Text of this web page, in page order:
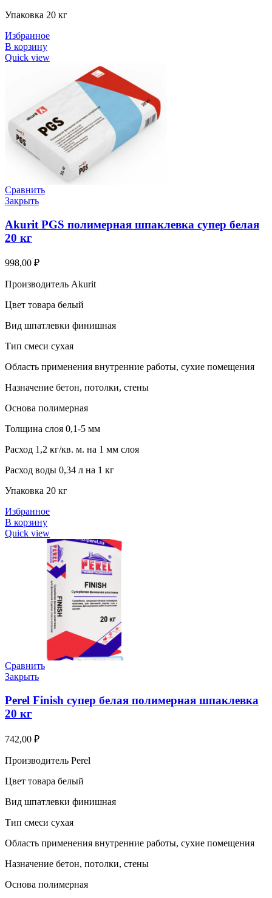
Упаковка 20 кг
Избранное
В корзину
Quick view
Сравнить
Закрыть
Akurit PGS полимерная шпаклевка супер белая
20 кг
998,00 ₽
Производитель Akurit
Цвет товара белый
Вид шпатлевки финишная
Тип смеси сухая
Область применения внутренние работы, сухие помещения
Назначение бетон, потолки, стены
Основа полимерная
Толщина слоя 0,1-5 мм
Расход 1,2 кг/кв. м. на 1 мм слоя
Расход воды 0,34 л на 1 кг
Упаковка 20 кг
Избранное
В корзину
Quick view
Сравнить
Закрыть
Perel Finish супер белая полимерная шпаклевка
20 кг
742,00 ₽
Производитель Perel
Цвет товара белый
Вид шпатлевки финишная
Тип смеси сухая
Область применения внутренние работы, сухие помещения
Назначение бетон, потолки, стены
Основа полимерная